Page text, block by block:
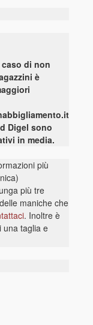
di non
è
Digel sono
in media.
più
più tre
maniche che
. Inoltre è
una taglia e